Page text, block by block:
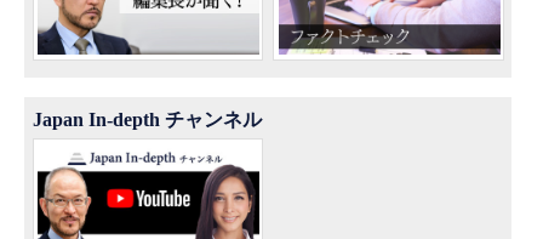
Japan In-depth チャンネル